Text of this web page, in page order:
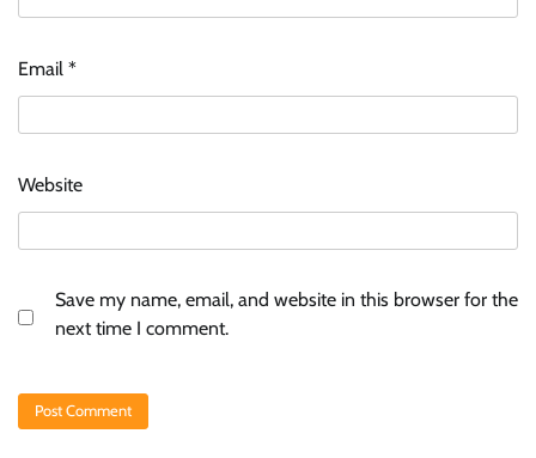
Email *
Website
Save my name, email, and website in this browser for the
next time I comment.